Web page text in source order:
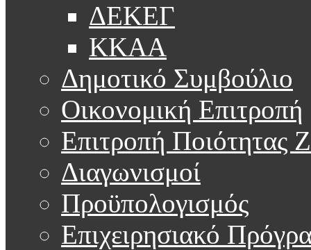
ΔΕΚΕΓ
ΚΚΑΑ
Δημοτικό Συμβούλιο
Οικονομική Επιτροπή
Επιτροπή Ποιότητας
Διαγωνισμοί
Προϋπολογισμός
Επιχειρησιακό